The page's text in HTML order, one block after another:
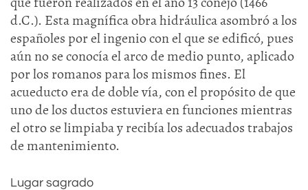
d.C.). Esta magnífica obra hidráulica asombró a los
españoles por el ingenio con el que se edificó, pues
aún no se conocía el arco de medio punto, aplicado
por los romanos para los mismos fines. El
acueducto era de doble vía, con el propósito de que
uno de los ductos estuviera en funciones mientras
el otro se limpiaba y recibía los adecuados trabajos
de mantenimiento.
Lugar sagrado